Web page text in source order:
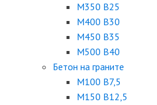
М350 B25
М400 B30
М450 B35
М500 B40
Бетон на граните
М100 B7,5
М150 B12,5